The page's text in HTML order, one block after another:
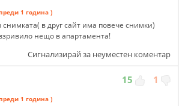
1 година )
снимката( в друг сайт има повече снимки)
нещо в апартамента!
Сигнализирай за неуместен коментар
15 1
1 година )